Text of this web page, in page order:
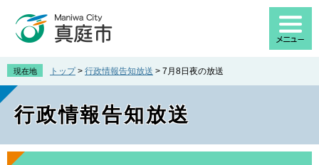
先
で
を
ば
現在地 トップ > 行政情報告知放送 > 7月8日夜の放送
行政情報告知放送
本